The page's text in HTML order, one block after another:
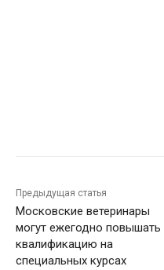
Предыдущая статья
Московские ветеринары
могут ежегодно повышать
квалификацию на
специальных курсах